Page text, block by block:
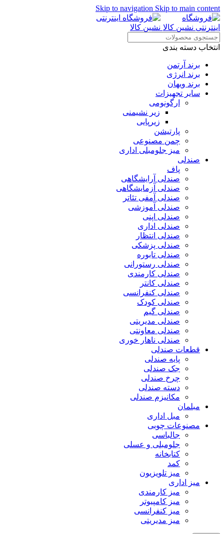
Skip to navigation Skip to main content
انتخاب دسته بندی
برند آرتمن
برند انرژی
برند ویهان
سایر تجهیزات
ارگونومی
زیر نشیمنی
زیرپایی
پارتیشن
چمن مصنوعی
میز جلومبلی اداری
صندلی
پاف
صندلی آرایشگاهی
صندلی آزمایشگاهی
صندلی آمفی تئاتر
صندلی آموزشی
صندلی اپنی
صندلی اداری
صندلی انتظار
صندلی پزشکی
صندلی تابوره
صندلی رستورانی
صندلی کارمندی
صندلی کانتر
صندلی کنفرانسی
صندلی کودک
صندلی گیم
صندلی مدیریتی
صندلی معاونتی
صندلی ناهار خوری
قطعات صندلی
پایه صندلی
جک صندلی
چرخ صندلی
دسته صندلی
مکانیزم صندلی
مبلمان
مبل اداری
مصنوعات چوبی
جالباسی
جلومبلی و عسلی
کتابخانه
کمد
میز تلویزیون
میز اداری
میز کارمندی
میز کامپیوتر
میز کنفرانسی
میز مدیریتی